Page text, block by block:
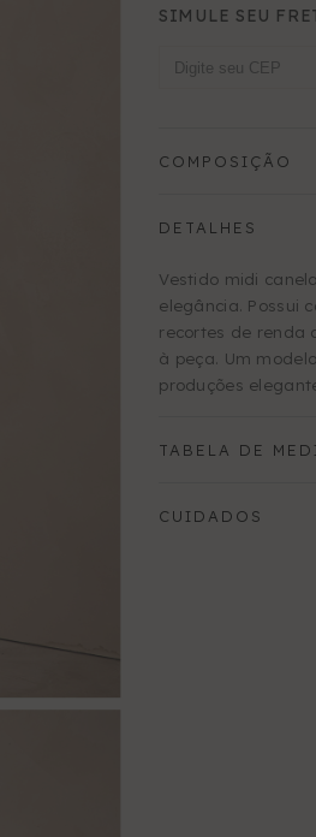
SIMULE SEU
COMPOSIÇÃO
DETALHES
Vestido midi
elegância. Possui
recortes de renda
à peça. Um
produções
TABELA DE
CUIDADOS